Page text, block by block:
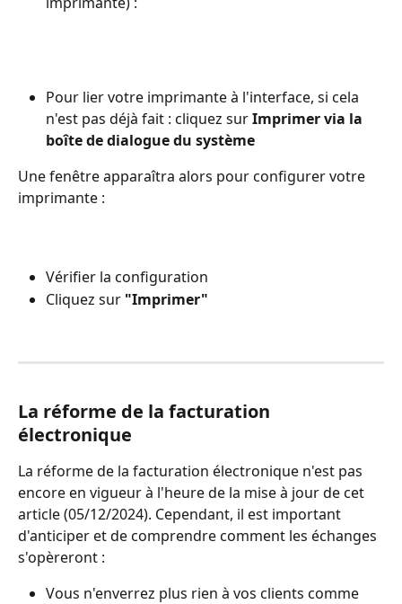
Pour lier votre imprimante à l'interface, si cela
n'est pas déjà fait : cliquez sur Imprimer via la
boîte de dialogue du système
Une fenêtre apparaîtra alors pour configurer votre
imprimante :
Vérifier la configuration
Cliquez sur "Imprimer"
La réforme de la facturation
électronique
La réforme de la facturation électronique n'est pas
encore en vigueur à l'heure de la mise à jour de cet
article (05/12/2024). Cependant, il est important
d'anticiper et de comprendre comment les échanges
s'opèreront :
Vous n'enverrez plus rien à vos clients comme